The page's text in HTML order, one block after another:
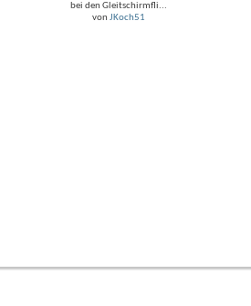
bei den Gleitschirmfli...
von JKoch51